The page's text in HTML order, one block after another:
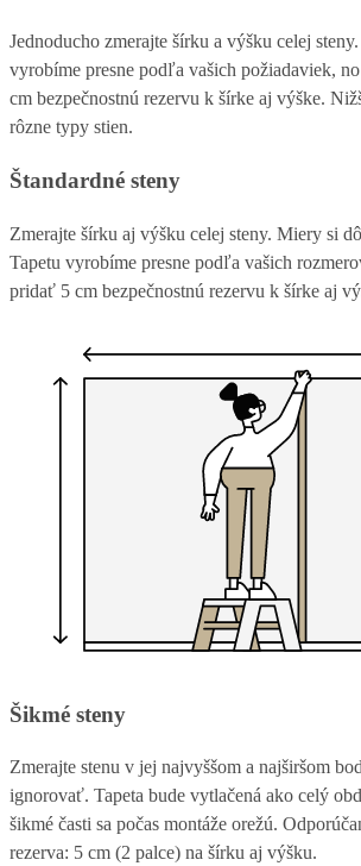
Jednoducho zmerajte šírku a výšku celej steny.
vyrobíme presne podľa vašich požiadaviek,
cm bezpečnostnú rezervu k šírke aj výške.
rôzne typy stien.
Štandardné steny
Zmerajte šírku aj výšku celej steny. Miery si
Tapetu vyrobíme presne podľa vašich
pridať 5 cm bezpečnostnú rezervu k šírke aj
Šikmé steny
Zmerajte stenu v jej najvyššom a najširšom
ignorovať. Tapeta bude vytlačená ako celý
šikmé časti sa počas montáže orežú.
rezerva: 5 cm (2 palce) na šírku aj výšku.